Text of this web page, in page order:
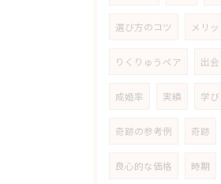
選び方のコツ メリッ
りくりゅうペア 出会
成婚率 実績 学び
奇跡の参考例 奇跡
良心的な価格 時期